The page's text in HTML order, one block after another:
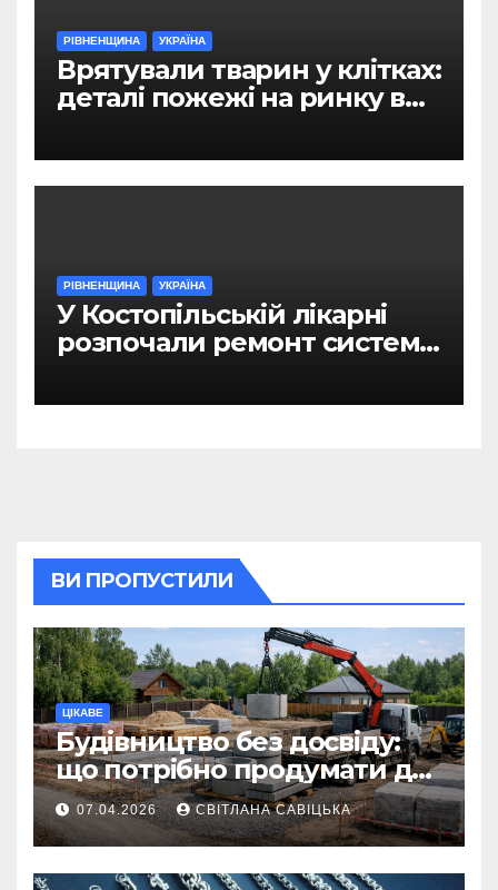
РІВНЕНЩИНА УКРАЇНА
Врятували тварин у клітках:
деталі пожежі на ринку в
РІВНЕНЩИНА УКРАЇНА
У Костопільській лікарні
розпочали ремонт системи
ВИ ПРОПУСТИЛИ
ЦІКАВЕ
Будівництво без досвіду:
що потрібно продумати до
першої доставки на
ділянку
07.04.2026 СВІТЛАНА САВІЦЬКА